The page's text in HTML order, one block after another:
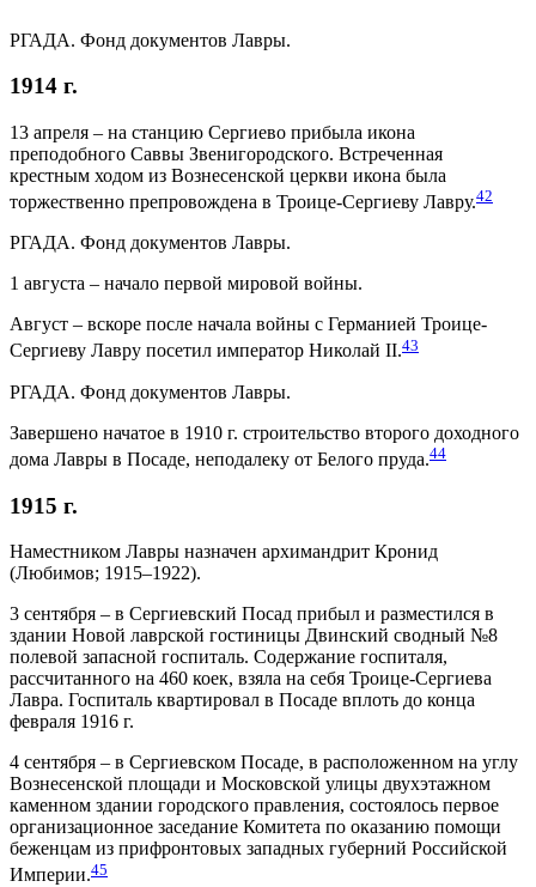
РГАДА. Фонд документов Лавры.
1914 г.
13 апреля – на станцию Сергиево прибыла икона
преподобного Саввы Звенигородского. Встреченная
крестным ходом из Вознесенской церкви икона была
торжественно препровождена в Троице-Сергиеву Лавру.42
РГАДА. Фонд документов Лавры.
1 августа – начало первой мировой войны.
Август – вскоре после начала войны с Германией Троице-
Сергиеву Лавру посетил император Николай II.43
РГАДА. Фонд документов Лавры.
Завершено начатое в 1910 г. строительство второго доходного
дома Лавры в Посаде, неподалеку от Белого пруда.44
1915 г.
Наместником Лавры назначен архимандрит Кронид
(Любимов; 1915–1922).
3 сентября – в Сергиевский Посад прибыл и разместился в
здании Новой лаврской гостиницы Двинский сводный №8
полевой запасной госпиталь. Содержание госпиталя,
рассчитанного на 460 коек, взяла на себя Троице-Сергиева
Лавра. Госпиталь квартировал в Посаде вплоть до конца
февраля 1916 г.
4 сентября – в Сергиевском Посаде, в расположенном на углу
Вознесенской площади и Московской улицы двухэтажном
каменном здании городского правления, состоялось первое
организационное заседание Комитета по оказанию помощи
беженцам из прифронтовых западных губерний Российской
Империи.45